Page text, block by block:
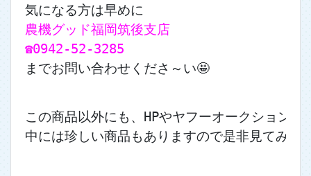
気になる方は早めに
農機グッド福岡筑後支店
☎0942-52-3285
までお問い合わせくださ～い🤩
この商品以外にも、HPやヤフーオークション
中には珍しい商品もありますので是非見てみて